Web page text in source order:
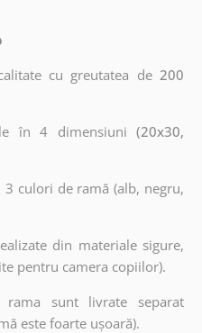
cu greutatea de200
în 4 dimensiuni (20x30,
culori de ramă (alb, negru,
din materiale sigure,
pentru camera copiilor).
sunt livrate separat
este foarte ușoară).